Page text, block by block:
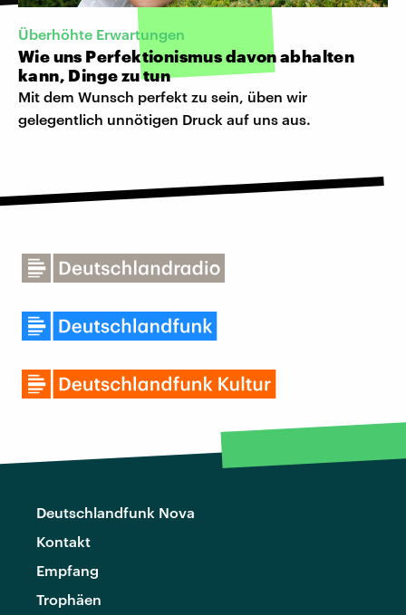
Überhöhte Erwartungen
Wie uns Perfektionismus davon abhalten
kann, Dinge zu tun
Mit dem Wunsch perfekt zu sein, üben wir
gelegentlich unnötigen Druck auf uns aus.
Deutschlandfunk Nova
Kontakt
Empfang
Trophäen